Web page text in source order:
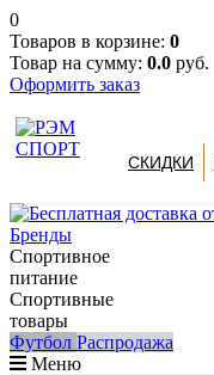
0
Товаров в корзине: 0
Товар на сумму: 0.0 руб.
Оформить заказ
СКИДКИ
Бренды
Спортивное
питание
Спортивные
товары
Футбол Распродажа
Меню